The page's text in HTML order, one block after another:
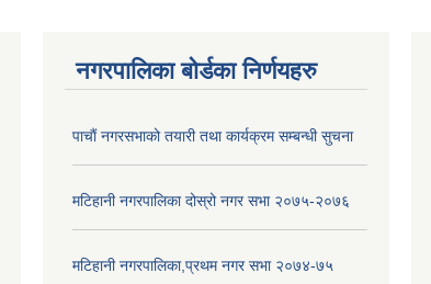
नगरपालिका बोर्डका निर्णयहरु
पाचाैं नगरसभाको तयारी तथा कार्यक्रम सम्बन्धी सुचना
मटिहानी नगरपालिका दोस्रो नगर सभा २०७५-२०७६
मटिहानी नगरपालिका,प्रथम नगर सभा २०७४-७५